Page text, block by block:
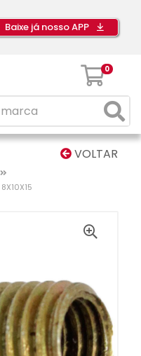
Baixe já nosso APP
0
VOLTAR